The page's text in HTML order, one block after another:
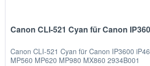
Canon CLI-521 Cyan für Canon
Canon CLI-521 Cyan für Canon IP3600
MP560 MP620 MP980 MX860 2934B001